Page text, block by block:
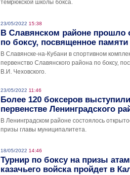
темрюкской школы бокса.
23/05/2022 15:38
В Славянском районе прошло
по боксу, посвященное
В Славянске-на-Кубани в спортивном
первенство Славянского района по боксу,
В.И. Чеховского.
23/05/2022 11:46
Более 120 боксеров
первенстве Ленинградского
В Ленинградском районе состоялось
призы главы муниципалитета.
18/05/2022 14:46
Турнир по боксу на призы
казачьего войска пройдет в